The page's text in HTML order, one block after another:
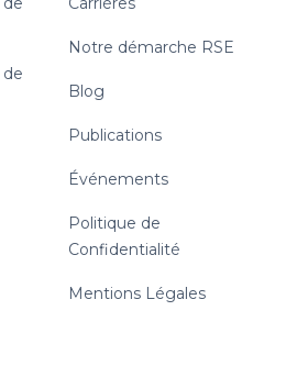
Notre démarche RSE
Blog
Publications
Événements
Politique de
Confidentialité
Mentions Légales